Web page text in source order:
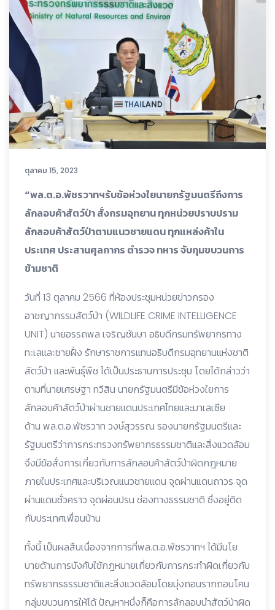
ตุลาคม 15, 2023
“พล.ต.อ.พัชรวาทฯรับข้อห่วงใยนายกรัฐมนตรีถึงการ
ลักลอบค้าสัตว์ป่า สั่งกรมอุทยาน ทุกหน่วยปราบปราม
ลักลอบค้าสัตว์ป่าตามแนวชายแดน ทุกแหล่งค้าใน
ประเทศ ประสานศุลกากร ตำรวจ ทหาร จับกุมขบวนการ
ข้ามชาติ
วันที่ 13 ตุลาคม 2566 ที่ห้องประชุมหน่วยข่าวกรอง
อาชญากรรมสัตว์ป่า (WILDLIFE CRIME INTELLIGENCE
UNIT) นายอรรถพล เจริญชันษา อธิบดีกรมทรัพยากรทาง
ทะเลและชายฝั่ง รักษาราชการแทนอธิบดีกรมอุทยานแห่งชาติ
สัตว์ป่า และพันธุ์พืช ได้เป็นประธานการประชุม โดยได้กล่าวว่า
ตามที่นายเศรษฐา ทวีสิน นายกรัฐมนตรีมีข้อห่วงใยการ
ลักลอบค้าสัตว์ป่าผ่านชายแดนประเทศไทยและมาเลเซีย
ด้าน พล.ต.อ.พัชรวาท วงษ์สุวรรณ รองนายกรัฐมนตรีและ
รัฐมนตรีว่าการกระทรวงทรัพยากรธรรมชาติและสิ่งแวดล้อม
จึงมีข้อสั่งการเกี่ยวกับการลักลอบค้าสัตว์ป่าผิดกฎหมาย
ภายในประเทศและบริเวณแนวชายแดน จุดผ่านแดนถาวร จุด
ผ่านแดนชั่วคราว จุดผ่อนปรน ช่องทางธรรมชาติ ซึ่งอยู่ติด
กับประเทศเพื่อนบ้าน
ทั้งนี้ เป็นผลสืบเนื่องจากการที่พล.ต.อ.พัชรวาทฯ ได้มีนโย
บายด้านการบังคับใช้กฎหมายเกี่ยวกับการกระทำผิดเกี่ยวกับ
ทรัพยากรธรรมชาติและสิ่งแวดล้อมโดยมุ่งถอนรากถอนโคน
กลุ่มขบวนการให้ได้ ปัญหาหนึ่งก็คือการลักลอบนำสัตว์ป่าผิด